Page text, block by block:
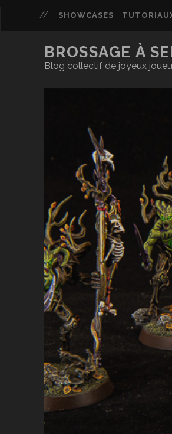
SHOWCASES
BROSSAGE À
Blog collectif de joyeux